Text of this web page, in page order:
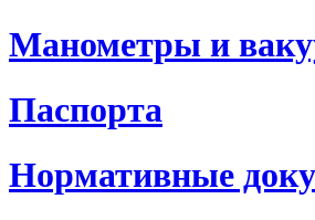
Манометры и
Паспорта
Нормативные